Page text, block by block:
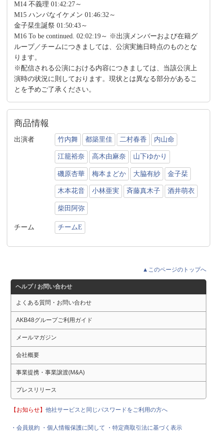
M14 不義理 01:42:27～
M15 ハンパなイケメン 01:46:32～
金子栞生誕祭 01:50:43～
M16 To be continued. 02:02:19～ ※出演メンバーおよび在籍グ
ループ／チームにつきましては、公演実施日時点のものとな
ります。
※配信される公演における内容につきましては、当該公演上
演時の状況に則しております。現状とは異なる部分があるこ
とを予めご了承ください。
商品情報
出演者 竹内舞 都築里佳 二村春香 内山命
江籠裕奈 高木由麻奈 山下ゆかり
磯原杏華 梅本まどか 大脇有紗 金子栞
木本花音 小林亜実 斉藤真木子 酒井萌衣
柴田阿弥
チーム チームE
▲このページのトップへ
ヘルプ / お問い合わせ
よくある質問・お問い合わせ
AKB48グループご利用ガイド
メールマガジン
会社概要
事業提携・事業譲渡(M&A)
プレスリリース
【お知らせ】他社サービスと同じパスワードをご利用の方へ
・会員規約 ・個人情報保護に関して ・特定商取引法に基づく表示